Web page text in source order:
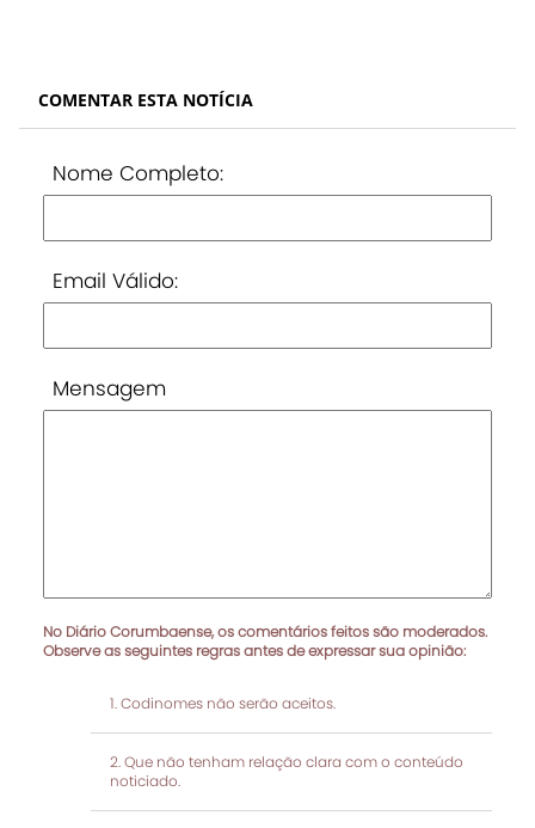
COMENTAR ESTA NOTÍCIA
Nome Completo:
Email Válido:
Mensagem
No Diário Corumbaense, os comentários feitos são moderados.
Observe as seguintes regras antes de expressar sua opinião:
Codinomes não serão aceitos.
Que não tenham relação clara com o conteúdo
noticiado.